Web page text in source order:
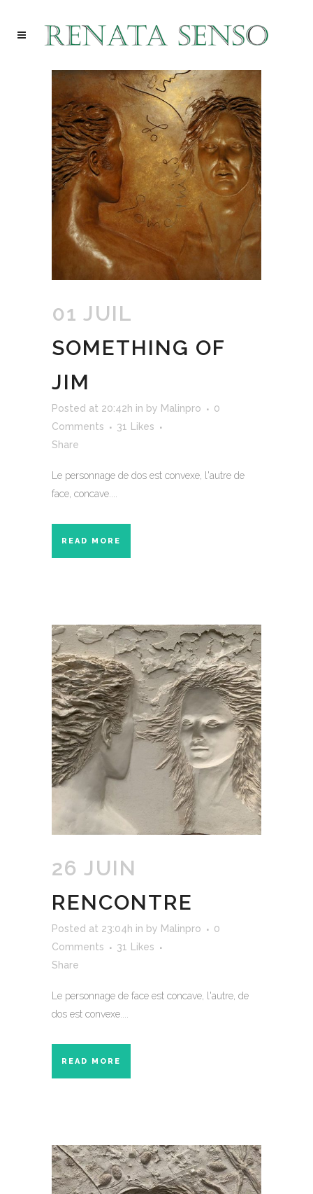
01 JUIL
SOMETHING OF
JIM
Posted at 20:42h in by Malinpro
0
Comments
31
Likes
Share
Le personnage de dos est convexe, l'autre de
face, concave....
READ MORE
26 JUIN
RENCONTRE
Posted at 23:04h in by Malinpro
0
Comments
31
Likes
Share
Le personnage de face est concave, l'autre, de
dos est convexe....
READ MORE